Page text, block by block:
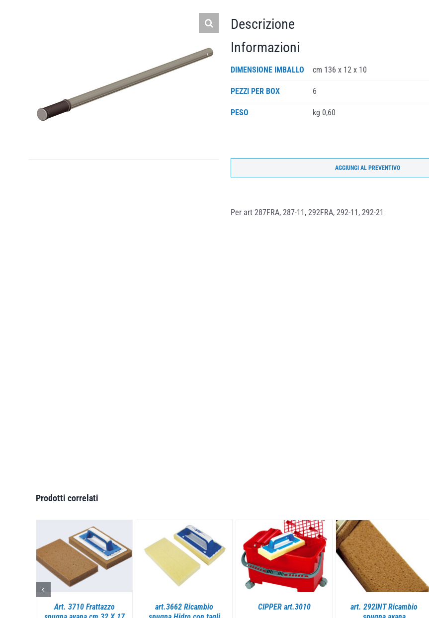
Descrizione
Informazioni
DIMENSIONE IMBALLO cm 136 x 12 x 10
PEZZI PER BOX 6
PESO kg 0,60
AGGIUNGI AL PREVENTIVO
Per art 287FRA, 287-11, 292FRA, 292-11, 292-21
Prodotti correlati
Art. 3710 Frattazzo
DETTAGLI
art.3662 Ricambio
DETTAGLI
CIPPER art.3010
DETTAGLI
art. 292INT Ricambio
DETTAGLI